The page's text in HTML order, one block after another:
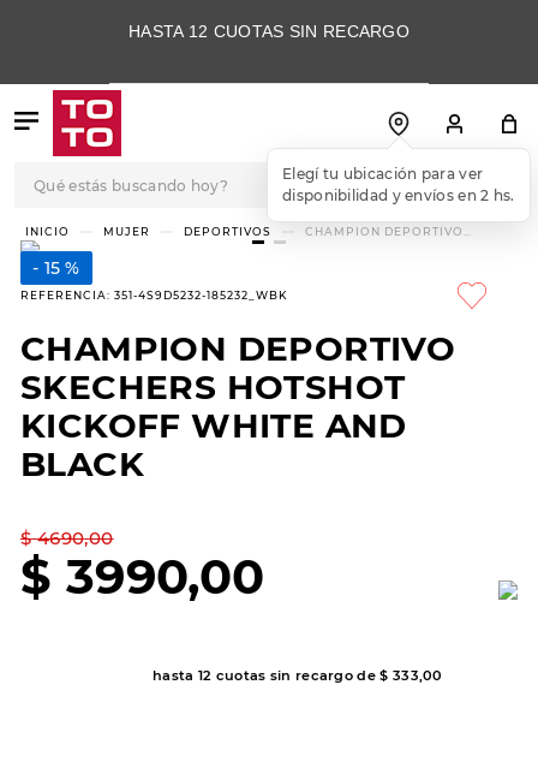
HASTA 12 CUOTAS SIN RECARGO
Elegí tu ubicación para ver
disponibilidad y envíos en 2 hs.
MUJER DEPORTIVOS
CHAMPION DEPORTIVO
15 %
REFERENCIA: 351-4S9D5232-185232_WBK
CHAMPION DEPORTIVO
SKECHERS HOTSHOT
KICKOFF WHITE AND
BLACK
$ 4690,00
$ 3990,00
hasta 12 cuotas sin recargo de$ 333,00
TÉRMINOS MÁS
BUSCADOS
1
3.
skechers slip-ins
4.
championes
10
botas dama